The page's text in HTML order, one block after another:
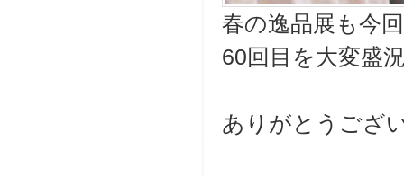
春の逸品展も今
60回目を大変盛
ありがとうござ